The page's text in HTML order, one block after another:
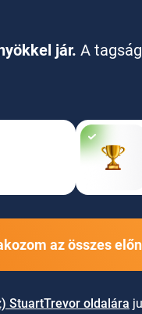
jár. A
az összes
StuartTrevor oldalára